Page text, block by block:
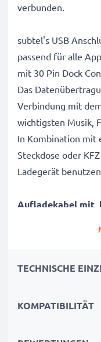
verbunden.
subtel's USB
passend für alle
mit 30 Pin Dock
Das
Verbindung mit
wichtigsten Musik,
In Kombination mit
Steckdose oder
Ladegerät
Aufladekabel mit
für alle Geräte mit
✔ Langlebige
TECHNISCHE
KOMPATIBILITÄT